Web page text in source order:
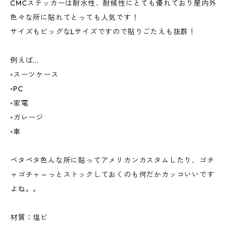
CMCステッカーは耐水性、耐候性にとても優れており屋内外
色々な所に貼れてとっても人気です！
サイズもビッグなLサイズですので貼りごたえも抜群！
例えば...
◦スーツケース
◦PC
◦家電
◦ガレージ
◦車
ペタペタ色んな所に貼ってアメリカンカスタムしたり、ゴチ
ャゴチャ～っとストックしておくのも何だかカッコいいです
よね。。
材質：塩ビ